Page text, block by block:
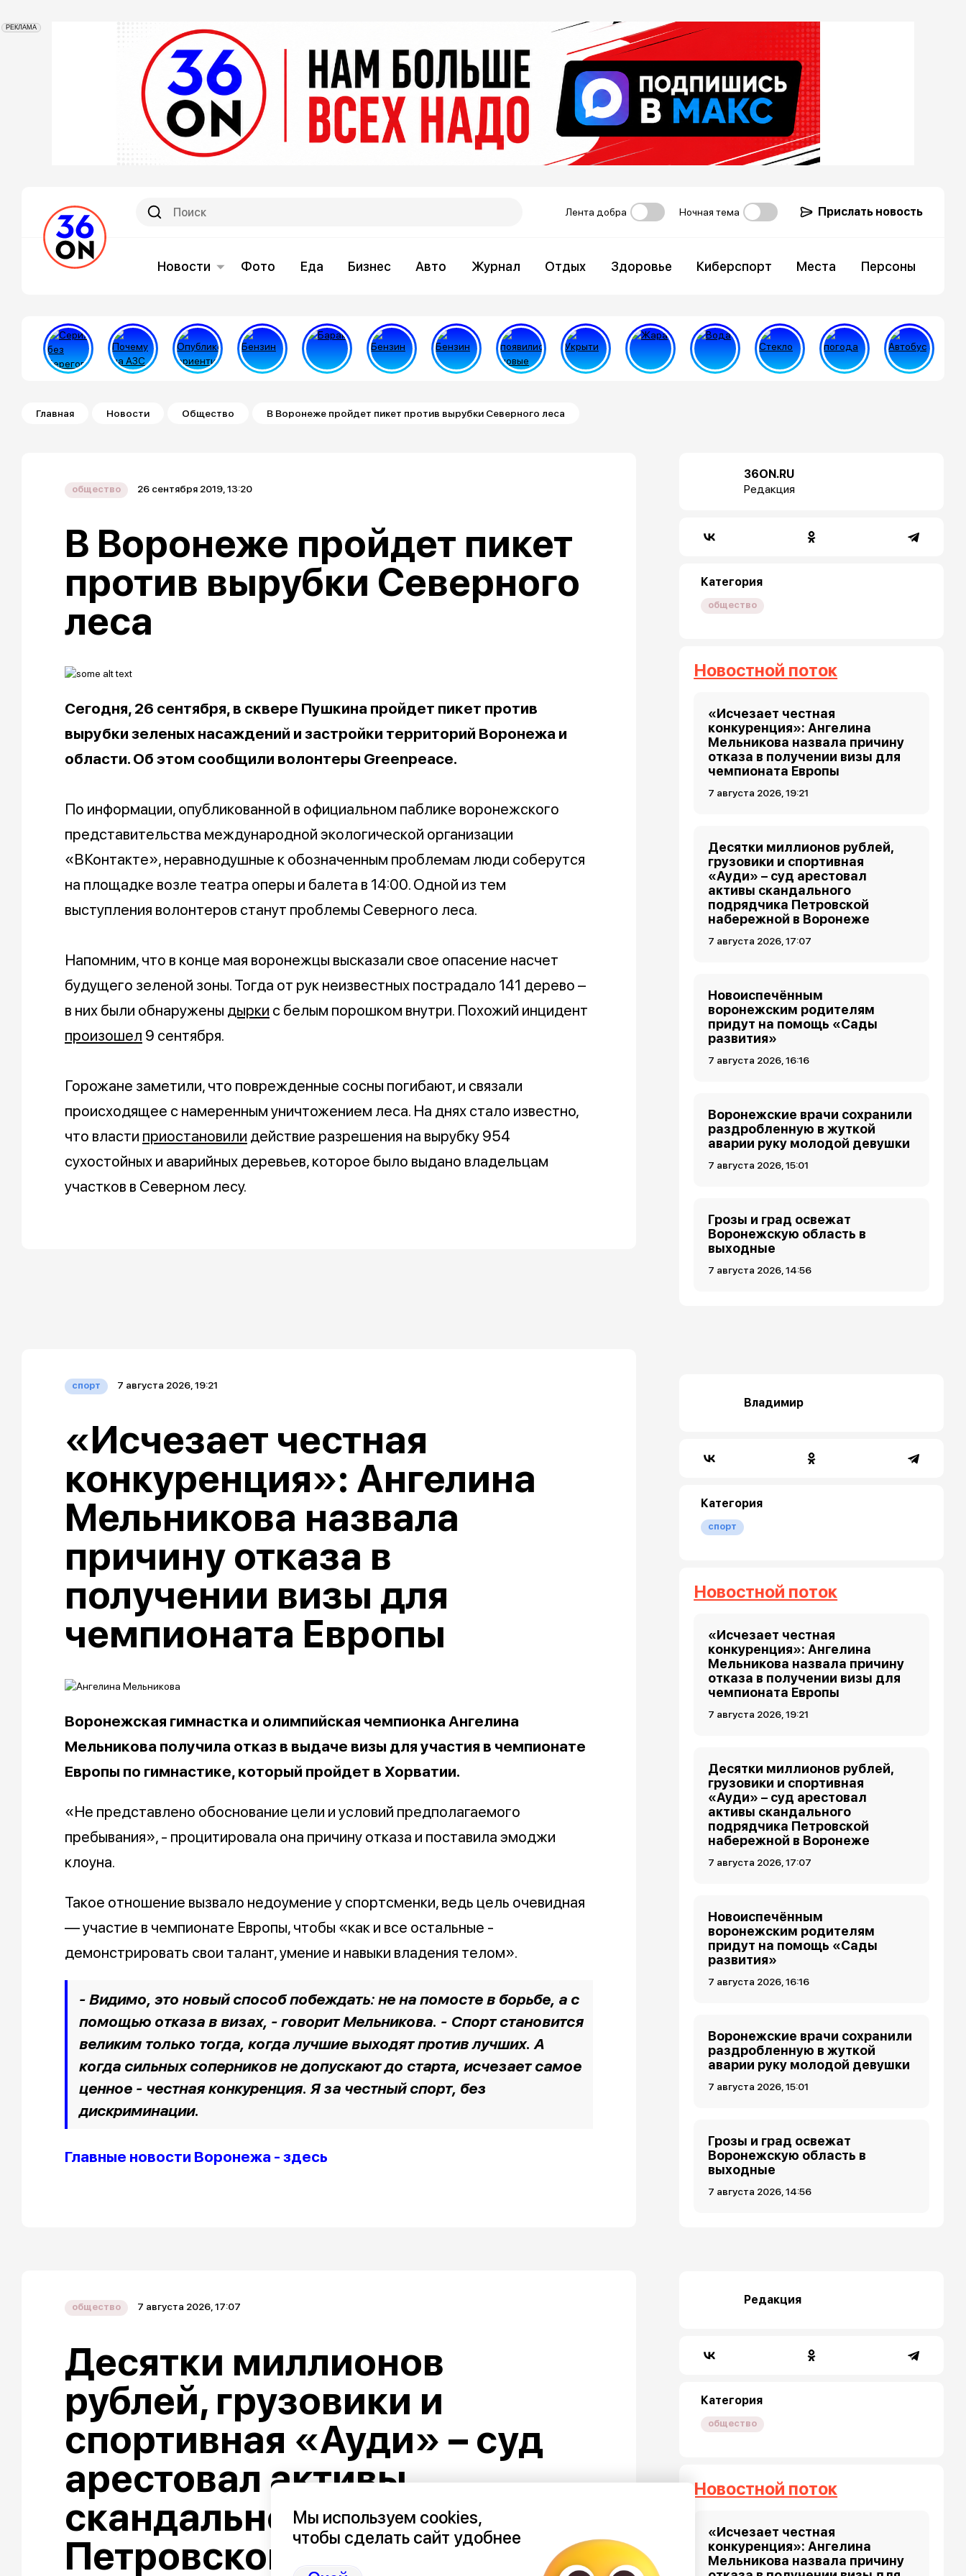
РЕКЛАМА
Лента добра Ночная тема Прислать новость
Новости Фото Еда Бизнес Авто Журнал Отдых Здоровье Киберспорт Места Персоны
Строка навигации
Главная Новости Общество В Воронеже пройдет пикет против вырубки Северного леса
общество 26 сентября 2019, 13:20
В Воронеже пройдет пикет
против вырубки Северного
леса
Сегодня, 26 сентября, в сквере Пушкина пройдет пикет против
вырубки зеленых насаждений и застройки территорий Воронежа и
области. Об этом сообщили волонтеры Greenpeace.
По информации, опубликованной в официальном паблике воронежского
представительства международной экологической организации
«ВКонтакте», неравнодушные к обозначенным проблемам люди соберутся
на площадке возле театра оперы и балета в 14:00. Одной из тем
выступления волонтеров станут проблемы Северного леса.
Напомним, что в конце мая воронежцы высказали свое опасение насчет
будущего зеленой зоны. Тогда от рук неизвестных пострадало 141 дерево –
в них были обнаружены дырки с белым порошком внутри. Похожий инцидент
произошел 9 сентября.
Горожане заметили, что поврежденные сосны погибают, и связали
происходящее с намеренным уничтожением леса. На днях стало известно,
что власти приостановили действие разрешения на вырубку 954
сухостойных и аварийных деревьев, которое было выдано владельцам
участков в Северном лесу.
36ON.RU
Редакция
Категория
общество
Новостной поток
«Исчезает честная
конкуренция»: Ангелина
Мельникова назвала причину
отказа в получении визы для
чемпионата Европы
7 августа 2026, 19:21
Десятки миллионов рублей,
грузовики и спортивная
«Ауди» – суд арестовал
активы скандального
подрядчика Петровской
набережной в Воронеже
7 августа 2026, 17:07
Новоиспечённым
воронежским родителям
придут на помощь «Сады
развития»
7 августа 2026, 16:16
Воронежские врачи сохранили
раздробленную в жуткой
аварии руку молодой девушки
7 августа 2026, 15:01
Грозы и град освежат
Воронежскую область в
выходные
7 августа 2026, 14:56
спорт 7 августа 2026, 19:21
«Исчезает честная
конкуренция»: Ангелина
Мельникова назвала
причину отказа в
получении визы для
чемпионата Европы
Воронежская гимнастка и олимпийская чемпионка Ангелина
Мельникова получила отказ в выдаче визы для участия в чемпионате
Европы по гимнастике, который пройдет в Хорватии.
«Не представлено обоснование цели и условий предполагаемого
пребывания», - процитировала она причину отказа и поставила эмоджи
клоуна.
Такое отношение вызвало недоумение у спортсменки, ведь цель очевидная
— участие в чемпионате Европы, чтобы «как и все остальные -
демонстрировать свои талант, умение и навыки владения телом».
- Видимо, это новый способ побеждать: не на помосте в борьбе, а с
помощью отказа в визах, - говорит Мельникова. - Спорт становится
великим только тогда, когда лучшие выходят против лучших. А
когда сильных соперников не допускают до старта, исчезает самое
ценное - честная конкуренция. Я за честный спорт, без
дискриминации.
Главные новости Воронежа - здесь
Владимир
Категория
спорт
Новостной поток
«Исчезает честная
конкуренция»: Ангелина
Мельникова назвала причину
отказа в получении визы для
чемпионата Европы
7 августа 2026, 19:21
Десятки миллионов рублей,
грузовики и спортивная
«Ауди» – суд арестовал
активы скандального
подрядчика Петровской
набережной в Воронеже
7 августа 2026, 17:07
Новоиспечённым
воронежским родителям
придут на помощь «Сады
развития»
7 августа 2026, 16:16
Воронежские врачи сохранили
раздробленную в жуткой
аварии руку молодой девушки
7 августа 2026, 15:01
Грозы и град освежат
Воронежскую область в
выходные
7 августа 2026, 14:56
общество 7 августа 2026, 17:07
Десятки миллионов
рублей, грузовики и
спортивная «Ауди» – суд
арестовал активы
скандального подрядчика
Петровской набережной в
Редакция
Категория
общество
Новостной поток
«Исчезает честная
конкуренция»: Ангелина
Мельникова назвала причину
Мы используем cookies,
чтобы сделать сайт удобнее